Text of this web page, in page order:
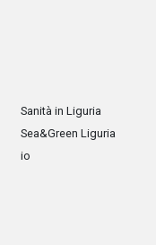
Sanità in Liguria
Sea&Green Liguria
io